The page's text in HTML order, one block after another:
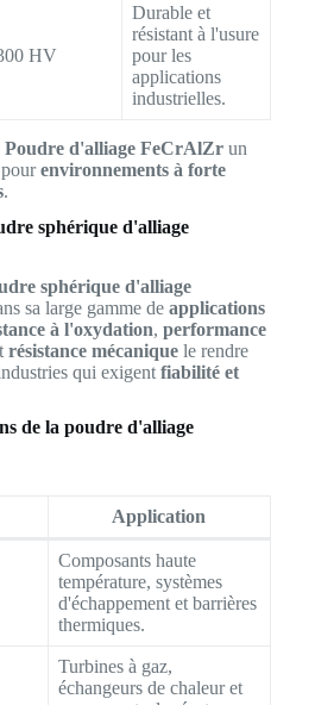
HV
Durable et
résistant à l'usure
pour les
applications
industrielles.
Poudre d'alliage FeCrAlZrun
environnements à forte
.
sphérique d'alliage
sphérique d'alliage
sa large gamme de applications
à l'oxydation, performance
résistance mécaniquele rendre
qui exigentfiabilité et
de la poudre d'alliage
Application
Composants haute
température, systèmes
d'échappement et barrières
thermiques.
Turbines à gaz,
échangeurs de chaleur et